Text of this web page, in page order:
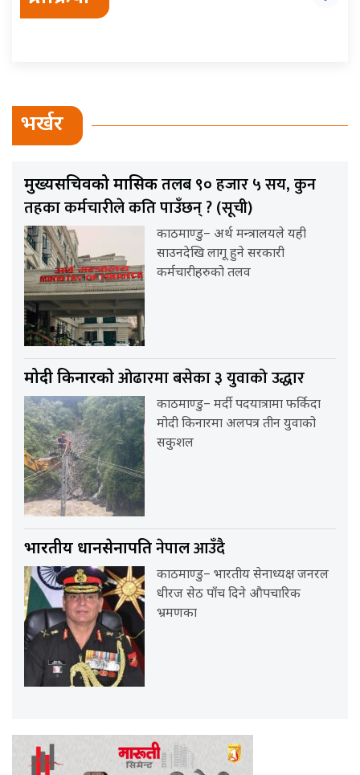
भर्खर
मुख्यसचिवको मासिकतलब ९० हजार ५ सय, कुन
तहका कर्मचारीले कति पाउँछन् ? (सूची)
काठमाण्डु– अर्थ मन्त्रालयले यही
साउनदेखि लागू हुने सरकारी
कर्मचारीहरुको तलव
मोदी किनारकाेओढारमा बसेका ३ युवाको उद्धार
काठमाण्डु– मर्दी पदयात्रामा फर्किदा
मोदी किनारमा अलपत्र तीन युवाको
सकुशल
भारतीय प्रधानसेनापतिनेपाल आउँदै
काठमाण्डु– भारतीय सेनाध्यक्ष जनरल
धीरज सेठ पाँच दिने औपचारिक
भ्रमणका